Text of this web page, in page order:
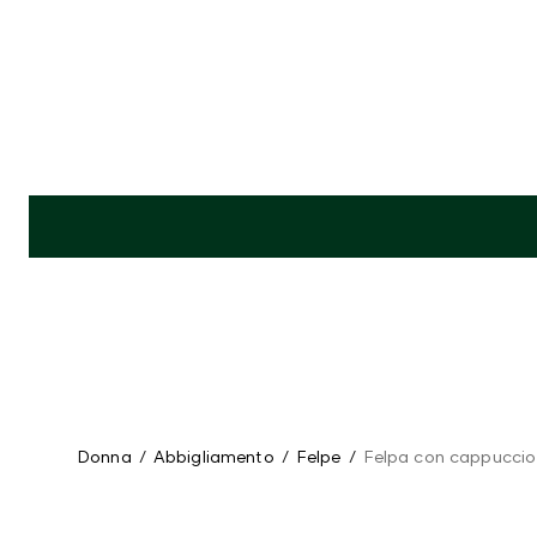
Donna / Abbigliamento / Felpe / Felpa con cappuccio